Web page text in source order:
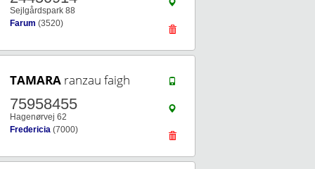
Sejlgårdspark 88
Farum (3520)
TAMARA ranzau faigh
75958455
Hagenørvej 62
Fredericia (7000)